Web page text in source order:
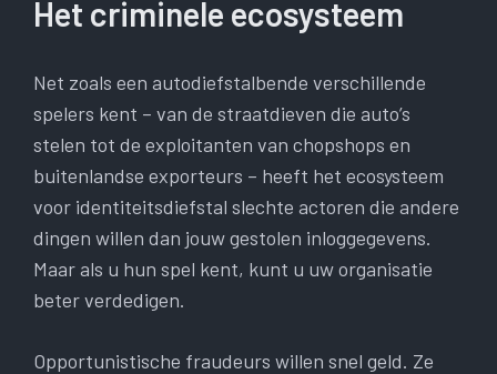
Het criminele ecosysteem
Net zoals een autodiefstalbende verschillende
spelers kent – ​​van de straatdieven die auto’s
stelen tot de exploitanten van chopshops en
buitenlandse exporteurs – heeft het ecosysteem
voor identiteitsdiefstal slechte actoren die andere
dingen willen dan jouw gestolen inloggegevens.
Maar als u hun spel kent, kunt u uw organisatie
beter verdedigen.
Opportunistische fraudeurs willen snel geld. Ze